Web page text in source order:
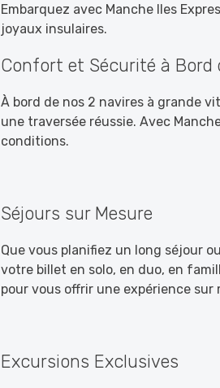
Embarquez avec Manche Iles
joyaux insulaires.
Confort et Sécurité à Bord
À bord de nos 2 navires à grande
une traversée réussie. Avec
conditions.
Séjours sur Mesure
Que vous planifiez un long séjour
votre billet en solo, en duo, en
pour vous offrir une expérience sur
Excursions Exclusives